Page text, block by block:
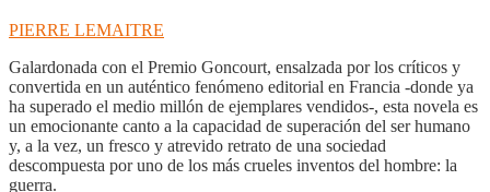
PIERRE LEMAITRE
Galardonada con el Premio Goncourt, ensalzada por los críticos y
convertida en un auténtico fenómeno editorial en Francia -donde ya
ha superado el medio millón de ejemplares vendidos-, esta novela es
un emocionante canto a la capacidad de superación del ser humano
y, a la vez, un fresco y atrevido retrato de una sociedad
descompuesta por uno de los más crueles inventos del hombre: la
guerra.